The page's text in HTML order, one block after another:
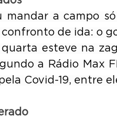
mandar a campo
de ida: o
esteve na
a Rádio Max
Covid-19, entre